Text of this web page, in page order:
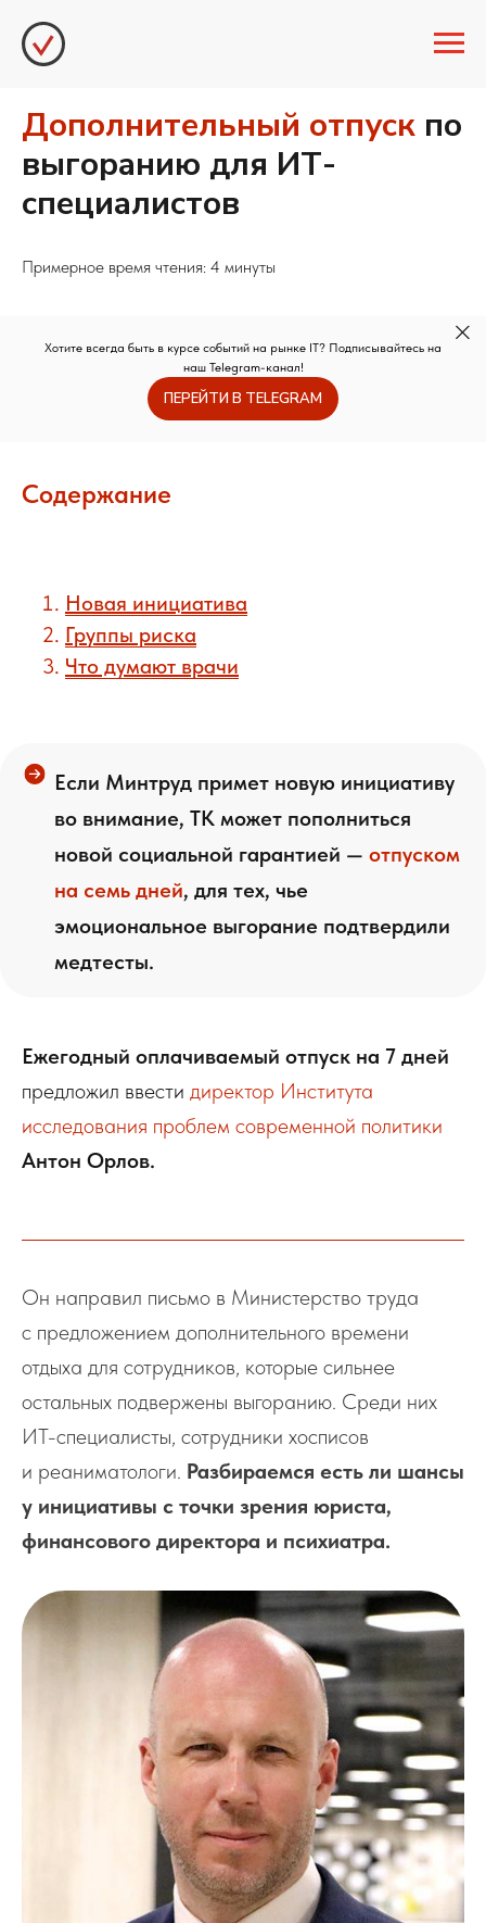
Дополнительный отпуск по
выгоранию для ИТ-
специалистов
Примерное время чтения: 4 минуты
Хотите всегда быть в курсе событий на рынке IT? Подписывайтесь на
наш Telegram-канал!
ПЕРЕЙТИ В TELEGRAM
Содержание
Новая инициатива
Группы риска
Что думают врачи
Если Минтруд примет новую инициативу
во внимание, ТК может пополниться
новой социальной гарантией — отпуском
на семь дней, для тех, чье
эмоциональное выгорание подтвердили
медтесты.
Ежегодный оплачиваемый отпуск на 7 дней
предложил ввести директор Института
исследования проблем современной политики
Антон Орлов.
Он направил письмо в Министерство труда
с предложением дополнительного времени
отдыха для сотрудников, которые сильнее
остальных подвержены выгоранию. Среди них
ИТ-специалисты, сотрудники хосписов
и реаниматологи. Разбираемся есть ли шансы
у инициативы с точки зрения юриста,
финансового директора и психиатра.